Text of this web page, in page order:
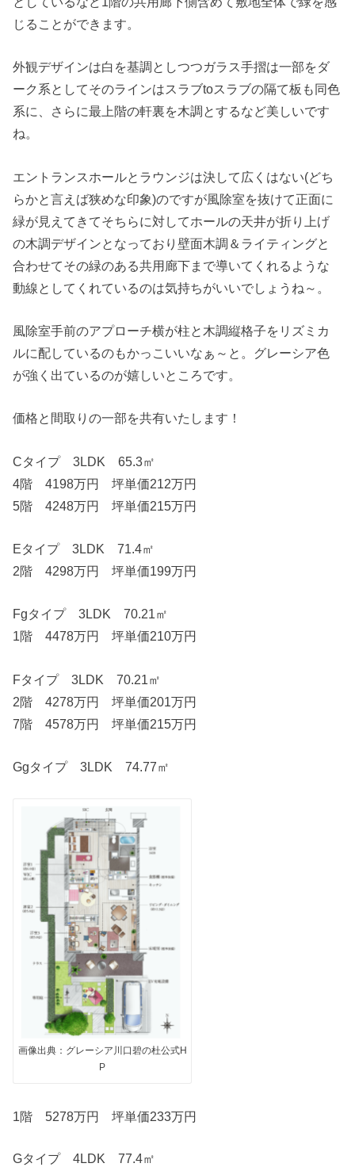
じることができます。
外観デザインは白を基調としつつガラス手摺は一部をダ
ーク系としてそのラインはスラブtoスラブの隔て板も同色
系に、さらに最上階の軒裏を木調とするなど美しいです
ね。
エントランスホールとラウンジは決して広くはない(どち
らかと言えば狭めな印象)のですが風除室を抜けて正面に
緑が見えてきてそちらに対してホールの天井が折り上げ
の木調デザインとなっており壁面木調＆ライティングと
合わせてその緑のある共用廊下まで導いてくれるような
動線としてくれているのは気持ちがいいでしょうね～。
風除室手前のアプローチ横が柱と木調縦格子をリズミカ
ルに配しているのもかっこいいなぁ～と。グレーシア色
が強く出ているのが嬉しいところです。
価格と間取りの一部を共有いたします！
Cタイプ 3LDK 65.3㎡
4階 4198万円 坪単価212万円
5階 4248万円 坪単価215万円
Eタイプ 3LDK 71.4㎡
2階 4298万円 坪単価199万円
Fgタイプ 3LDK 70.21㎡
1階 4478万円 坪単価210万円
Fタイプ 3LDK 70.21㎡
2階 4278万円 坪単価201万円
7階 4578万円 坪単価215万円
Ggタイプ 3LDK 74.77㎡
画像出典：グレーシア川口碧の杜公式H
P
1階 5278万円 坪単価233万円
Gタイプ 4LDK 77.4㎡